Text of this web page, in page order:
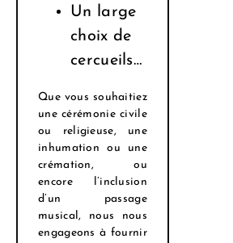
Un large
choix de
cercueils…
Que vous souhaitiez
une cérémonie civile
ou religieuse, une
inhumation ou une
crémation, ou
encore l’inclusion
d’un passage
musical, nous nous
engageons à fournir